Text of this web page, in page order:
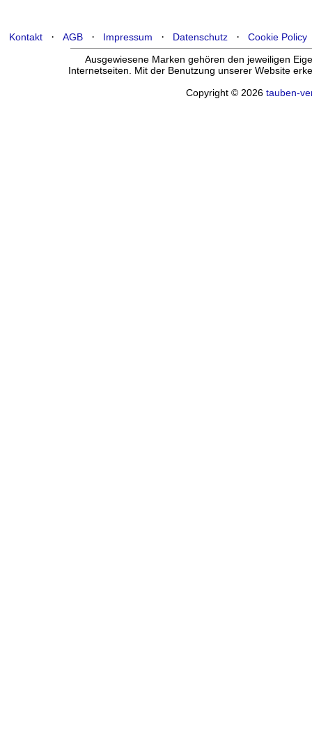
Kontakt· AGB· Impressum · Datenschutz· Cookie Policy
Ausgewiesene Marken gehören den jeweiligen
Internetseiten. Mit der Benutzung unserer Website
Copyright © 2026 tauben-